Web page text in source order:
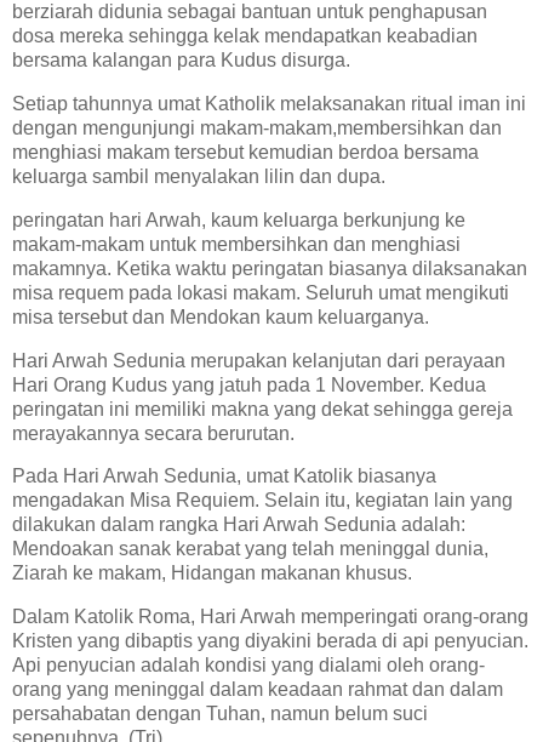
berziarah didunia sebagai bantuan untuk penghapusan
dosa mereka sehingga kelak mendapatkan keabadian
bersama kalangan para Kudus disurga.
Setiap tahunnya umat Katholik melaksanakan ritual iman ini
dengan mengunjungi makam-makam,membersihkan dan
menghiasi makam tersebut kemudian berdoa bersama
keluarga sambil menyalakan lilin dan dupa.
peringatan hari Arwah, kaum keluarga berkunjung ke
makam-makam untuk membersihkan dan menghiasi
makamnya. Ketika waktu peringatan biasanya dilaksanakan
misa requem pada lokasi makam. Seluruh umat mengikuti
misa tersebut dan Mendokan kaum keluarganya.
Hari Arwah Sedunia merupakan kelanjutan dari perayaan
Hari Orang Kudus yang jatuh pada 1 November. Kedua
peringatan ini memiliki makna yang dekat sehingga gereja
merayakannya secara berurutan.
Pada Hari Arwah Sedunia, umat Katolik biasanya
mengadakan Misa Requiem. Selain itu, kegiatan lain yang
dilakukan dalam rangka Hari Arwah Sedunia adalah:
Mendoakan sanak kerabat yang telah meninggal dunia,
Ziarah ke makam, Hidangan makanan khusus.
Dalam Katolik Roma, Hari Arwah memperingati orang-orang
Kristen yang dibaptis yang diyakini berada di api penyucian.
Api penyucian adalah kondisi yang dialami oleh orang-
orang yang meninggal dalam keadaan rahmat dan dalam
persahabatan dengan Tuhan, namun belum suci